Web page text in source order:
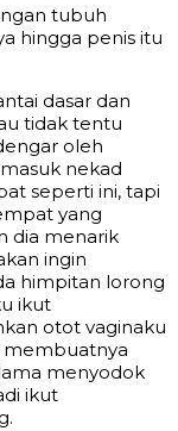
tubuh
hingga penis itu
dasar dan
tidak tentu
oleh
nekad
seperti ini, tapi
yang
dia menarik
ingin
himpitan lorong
ikut
otot vaginaku
membuatnya
menyodok
ikut